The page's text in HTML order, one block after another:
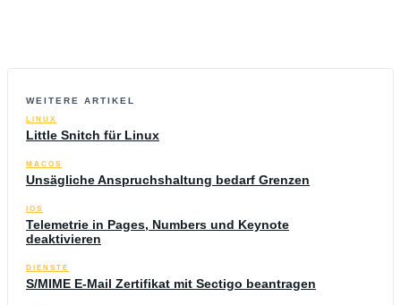
WEITERE ARTIKEL
LINUX
Little Snitch für Linux
MACOS
Unsägliche Anspruchshaltung bedarf Grenzen
IOS
Telemetrie in Pages, Numbers und Keynote
deaktivieren
DIENSTE
S/MIME E-Mail Zertifikat mit Sectigo beantragen